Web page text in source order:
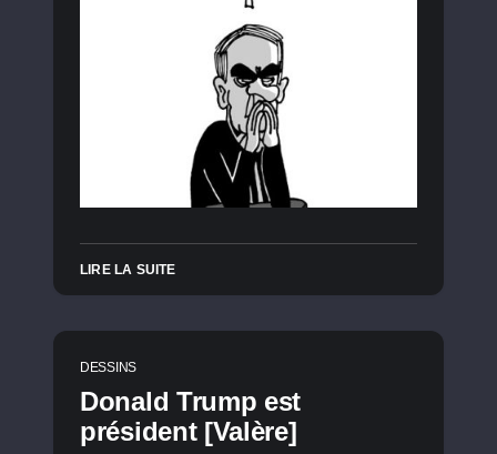
LIRE LA SUITE
DESSINS
Donald Trump est
président [Valère]